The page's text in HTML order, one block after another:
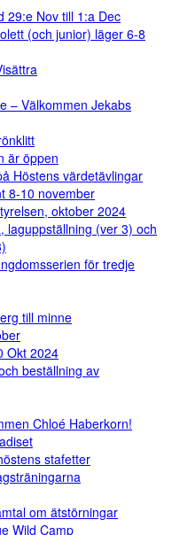
29:e Nov till 1:a Dec
(och junior) läger 6-8
– Välkommen Jekabs
är öppen
Höstens värdetävlingar
8-10 november
oktober 2024
laguppställning (ver 3) och
för tredje
till minne
Okt 2024
beställning av
Chloé Haberkorn!
stafetter
om ätstörningar
Wild Camp